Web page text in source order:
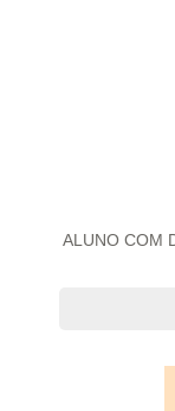
ALUNO COM